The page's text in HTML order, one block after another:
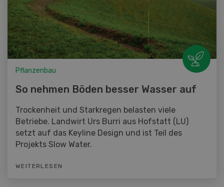
Pflanzenbau
So nehmen Böden besser Wasser auf
Trockenheit und Starkregen belasten viele
Betriebe. Landwirt Urs Burri aus Hofstatt (LU)
setzt auf das Keyline Design und ist Teil des
Projekts Slow Water.
WEITERLESEN